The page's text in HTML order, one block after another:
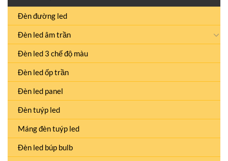
Đèn đường led
Đèn led âm trần
Đèn led 3 chế độ màu
Đèn led ốp trần
Đèn led panel
Đèn tuýp led
Máng đèn tuýp led
Đèn led búp bulb